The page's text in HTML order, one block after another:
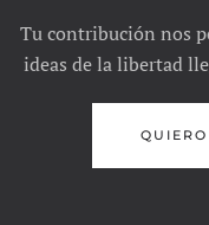
Tu contribución nos
ideas de la libertad